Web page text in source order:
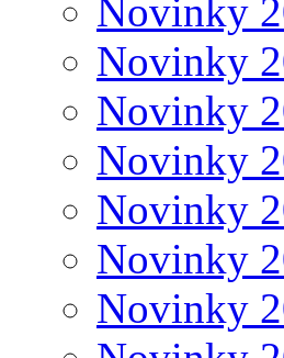
Novinky
Novinky
Novinky
Novinky
Novinky
Novinky
Novinky